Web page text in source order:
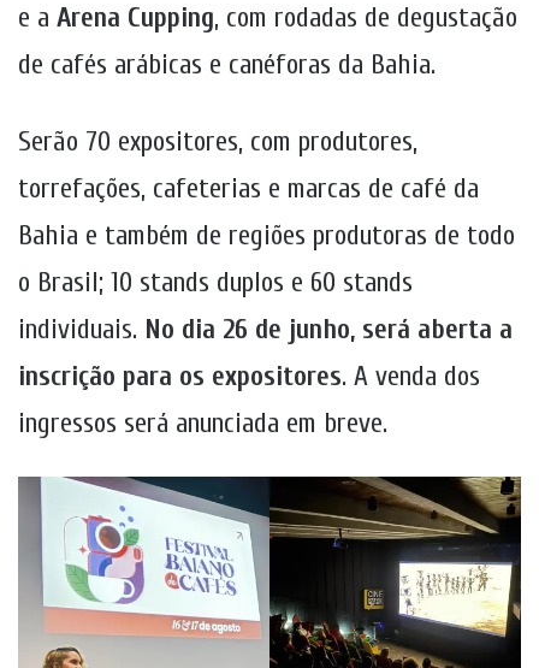
e a Arena Cupping, com rodadas de degustação
de cafés arábicas e canéforas da Bahia.
Serão 70 expositores, com produtores,
torrefações, cafeterias e marcas de café da
Bahia e também de regiões produtoras de todo
o Brasil; 10 stands duplos e 60 stands
individuais. No dia 26 de junho, será aberta a
inscrição para os expositores. A venda dos
ingressos será anunciada em breve.